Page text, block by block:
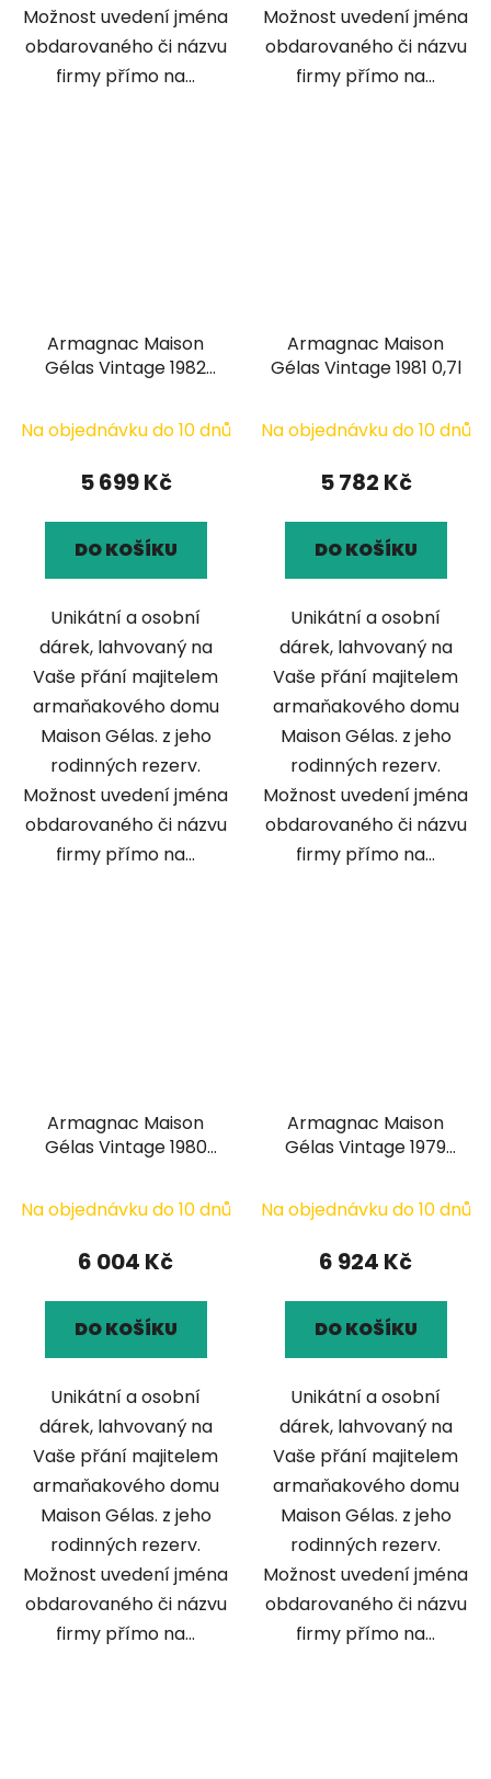
Možnost uvedení jména
obdarovaného či názvu
firmy přímo na...
Možnost uvedení jména
obdarovaného či názvu
firmy přímo na...
Armagnac Maison
Gélas Vintage 1982
Na objednávku do 10 dnů
5 699 Kč
DO KOŠÍKU
Unikátní a osobní
dárek, lahvovaný na
Vaše přání majitelem
armaňakového domu
Maison Gélas. z jeho
rodinných rezerv.
Možnost uvedení jména
obdarovaného či názvu
firmy přímo na...
Armagnac Maison
Gélas Vintage 1981 0,7l
Na objednávku do 10 dnů
5 782 Kč
DO KOŠÍKU
Unikátní a osobní
dárek, lahvovaný na
Vaše přání majitelem
armaňakového domu
Maison Gélas. z jeho
rodinných rezerv.
Možnost uvedení jména
obdarovaného či názvu
firmy přímo na...
Armagnac Maison
Gélas Vintage 1980
Na objednávku do 10 dnů
6 004 Kč
DO KOŠÍKU
Unikátní a osobní
dárek, lahvovaný na
Vaše přání majitelem
armaňakového domu
Maison Gélas. z jeho
rodinných rezerv.
Možnost uvedení jména
obdarovaného či názvu
firmy přímo na...
Armagnac Maison
Gélas Vintage 1979
Na objednávku do 10 dnů
6 924 Kč
DO KOŠÍKU
Unikátní a osobní
dárek, lahvovaný na
Vaše přání majitelem
armaňakového domu
Maison Gélas. z jeho
rodinných rezerv.
Možnost uvedení jména
obdarovaného či názvu
firmy přímo na...